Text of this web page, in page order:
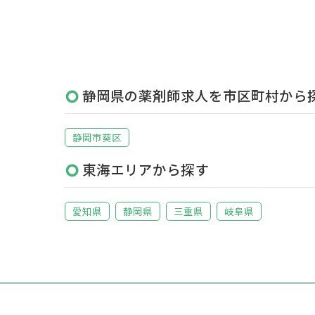
静岡県の薬剤師求人を市区町村から
静岡市葵区
東海エリアから探す
愛知県 静岡県 三重県 岐阜県